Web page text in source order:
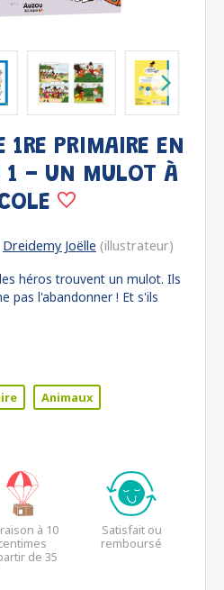
1RE PRIMAIRE EN
1 - UN MULOT À
Dreidemy Joëlle (illustrateur)
héros trouvent un mulot. Ils
pas l'abandonner ! Et s'ils
Animaux
à 10
de 35
Satisfait ou
remboursé